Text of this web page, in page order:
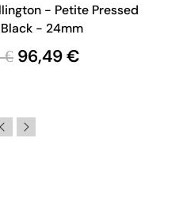
- Petite Pressed
- 24mm
€ 96,49 €